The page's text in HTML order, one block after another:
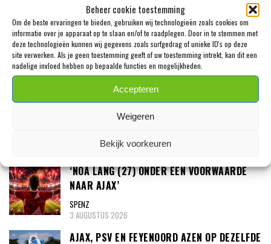
Beheer cookie toestemming
Om de beste ervaringen te bieden, gebruiken wij technologieën zoals cookies om
informatie over je apparaat op te slaan en/of te raadplegen. Door in te stemmen met
deze technologieën kunnen wij gegevens zoals surfgedrag of unieke ID's op deze
site verwerken. Als je geen toestemming geeft of uw toestemming intrekt, kan dit een
nadelige invloed hebben op bepaalde functies en mogelijkheden.
Accepteren
Weigeren
Bekijk voorkeuren
SPENZ
7 AUGUSTUS 2026
‘PSV MELDT ZICH IN ALKMAAR VOOR 24-
JARIGE TROY PARROTT’
SPENZ
MEXX MEERDINK (23) WAS BANG DAT HIJ
ZIJN OOR WAS VERLOREN
3 AUGUSTUS 2026
‘NOA LANG (27) ONDER ÉÉN VOORWAARDE
NAAR AJAX’
SPENZ
3 AUGUSTUS 2026
AJAX, PSV EN FEYENOORD AZEN OP DEZELFDE